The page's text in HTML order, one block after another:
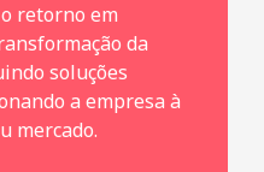
retorno em
da
soluções
a empresa à
mercado.